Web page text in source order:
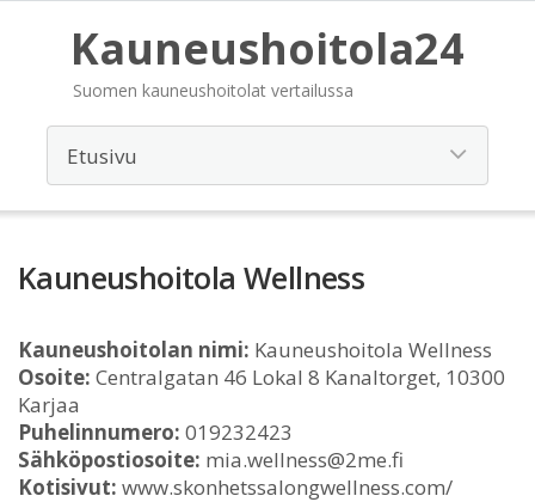
Kauneushoitola24
Suomen kauneushoitolat vertailussa
Kauneushoitola Wellness
Kauneushoitolan nimi: Kauneushoitola Wellness
Osoite: Centralgatan 46 Lokal 8 Kanaltorget, 10300
Karjaa
Puhelinnumero: 019232423
Sähköpostiosoite: mia.wellness@2me.fi
Kotisivut: www.skonhetssalongwellness.com/